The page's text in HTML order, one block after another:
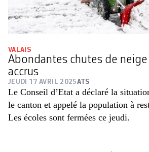
VALAIS
Abondantes chutes de
accrus
JEUDI 17 AVRIL 2025ATS
Le Conseil d’Etat a déclaré la
le canton et appelé la population à
Les écoles sont fermées ce jeudi.